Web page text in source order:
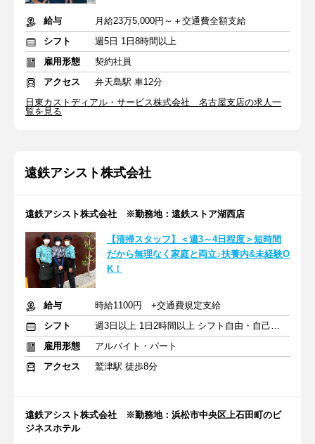
給与
月給23万5,000円～＋交通費全額支給
シフト
週5日 1日8時間以上
雇用形態
契約社員
アクセス
弁天島駅 車12分
日東カストディアル・サービス株式会社 名古屋支店の求人一
覧を見る
遠鉄アシスト株式会社
遠鉄アシスト株式会社 ※勤務地：遠鉄ストア湖西店
【清掃スタッフ】＜週3～4日程度＞短時間
だから無理なく家庭と両立♪扶養内&未経験O
K！
給与
時給1100円 +交通費規定支給
シフト
週3日以上 1日2時間以上 シフト自由・自己申告
雇用形態
アルバイト・パート
アクセス
鷲津駅 徒歩8分
遠鉄アシスト株式会社 ※勤務地：浜松市中央区上石田町のビ
ジネスホテル